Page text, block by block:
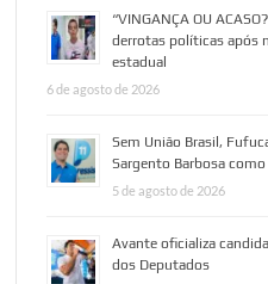
“VINGANÇA OU
derrotas políticas após
estadual
6 de agosto de 2026
Sem União Brasil,
Sargento Barbosa
5 de agosto de 2026
Avante oficializa
dos Deputados